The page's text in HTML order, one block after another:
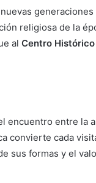
religiosa de la
al Centro Histórico
encuentro entre la
convierte cada
sus formas y el